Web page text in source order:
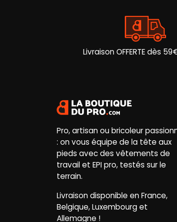
choisies
sur
la
page
Livraison OFFERTE dès
Pro, artisan ou bricoleur
: on vous équipe de la tête aux
pieds avec des vêtements de
travail et EPI pro, testés sur le
terrain.
Livraison disponible en France,
Belgique, Luxembourg et
Allemagne !